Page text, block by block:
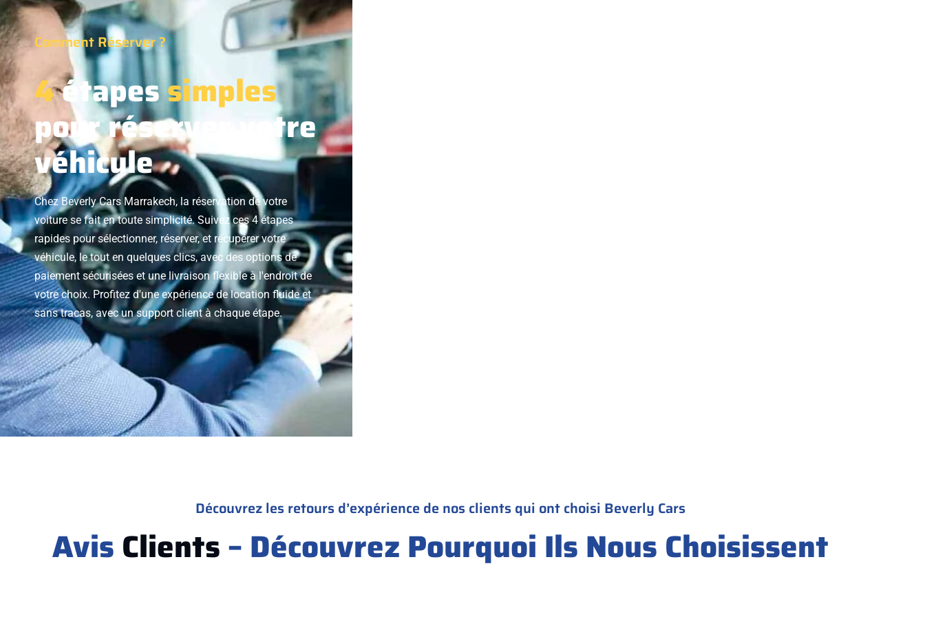
Comment Réserver ?
4étapessimples
pour réserver votre
véhicule
Chez Beverly Cars Marrakech, la réservation de votre
voiture se fait en toute simplicité. Suivez ces 4 étapes
rapides pour sélectionner, réserver, et récupérer votre
véhicule, le tout en quelques clics, avec des options de
paiement sécurisées et une livraison flexible à l'endroit de
votre choix. Profitez d'une expérience de location fluide et
sans tracas, avec un support client à chaque étape.
Découvrez les retours d’expérience de nos clients qui ont choisi Beverly Cars
Avis Clients– Découvrez Pourquoi Ils Nous Choisissent